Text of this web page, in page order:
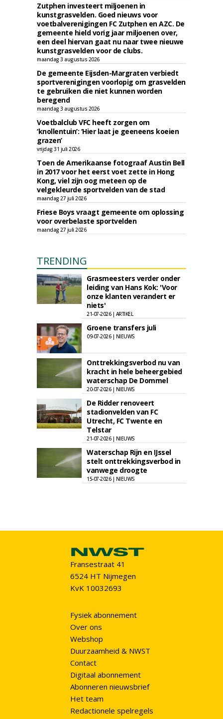
Zutphen investeert miljoenen in
kunstgrasvelden. Goed nieuws voor
voetbalverenigingen FC Zutphen en AZC. De
gemeente hield vorig jaar miljoenen over,
een deel hiervan gaat nu naar twee nieuwe
kunstgrasvelden voor de clubs.
maandag 3 augustus 2026
De gemeente Eijsden-Margraten verbiedt
sportverenigingen voorlopig om grasvelden
te gebruiken die niet kunnen worden
beregend
maandag 3 augustus 2026
Voetbalclub VFC heeft zorgen om
‘knollentuin’: ‘Hier laat je geeneens koeien
grazen’
vrijdag 31 juli 2026
Toen de Amerikaanse fotograaf Austin Bell
in 2017 voor het eerst voet zette in Hong
Kong, viel zijn oog meteen op de
velgekleurde sportvelden van de stad
maandag 27 juli 2026
Friese Boys vraagt gemeente om oplossing
voor overbelaste sportvelden
maandag 27 juli 2026
TRENDING
Grasmeesters verder onder
leiding van Hans Kok: 'Voor
onze klanten verandert er
niets'
21-07-2026 | ARTIKEL
Groene transfers juli
09-07-2026 | NIEUWS
Onttrekkingsverbod nu van
kracht in hele beheergebied
waterschap De Dommel
20-07-2026 | NIEUWS
De Ridder renoveert
stadionvelden van FC
Utrecht, FC Twente en
Telstar
21-07-2026 | NIEUWS
Waterschap Rijn en IJssel
stelt onttrekkingsverbod in
vanwege droogte
15-07-2026 | NIEUWS
Fransestraat 41
6524 HT Nijmegen
KvK 10032693
Fysiek abonnement
Over ons
Webshop
Duurzaamheid & NWST
Contact
Digitaal abonnement
Abonneren nieuwsbrief
Het team
Redactionele spelregels